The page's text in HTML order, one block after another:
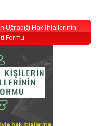
Uğradığı Hak İhlallerinin
Formu